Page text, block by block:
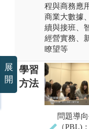
程與商務應
商業大數據
續與接班、
經營實務、
瞭望等
學習
方法
問題導
（PBL)
展
開